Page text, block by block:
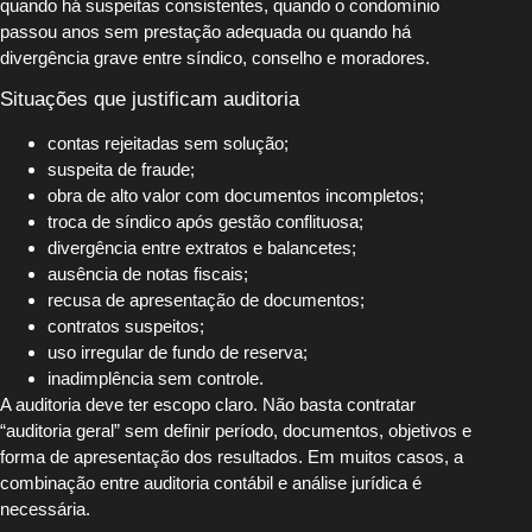
quando há suspeitas consistentes, quando o condomínio
passou anos sem prestação adequada ou quando há
divergência grave entre síndico, conselho e moradores.
Situações que justificam auditoria
contas rejeitadas sem solução;
suspeita de fraude;
obra de alto valor com documentos incompletos;
troca de síndico após gestão conflituosa;
divergência entre extratos e balancetes;
ausência de notas fiscais;
recusa de apresentação de documentos;
contratos suspeitos;
uso irregular de fundo de reserva;
inadimplência sem controle.
A auditoria deve ter escopo claro. Não basta contratar
“auditoria geral” sem definir período, documentos, objetivos e
forma de apresentação dos resultados. Em muitos casos, a
combinação entre auditoria contábil e análise jurídica é
necessária.